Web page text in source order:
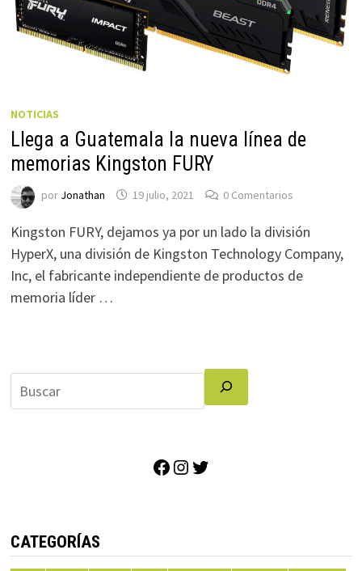
NOTICIAS
Llega a Guatemala la nueva línea de
memorias Kingston FURY
por Jonathan 19 julio, 2021 0 Comentarios
Kingston FURY, dejamos ya por un lado la división
HyperX, una división de Kingston Technology Company,
Inc, el fabricante independiente de productos de
memoria líder …
Facebook
Instagram
CATEGORÍAS